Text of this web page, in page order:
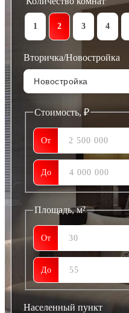
1 2 3 4
Вторичка/Новостройка
Стоимость, ₽
От
До
Площадь, м²
От
До
Населенный пункт